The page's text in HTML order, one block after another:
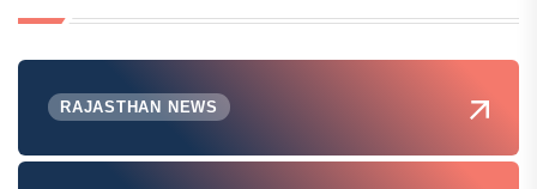
RAJASTHAN NEWS